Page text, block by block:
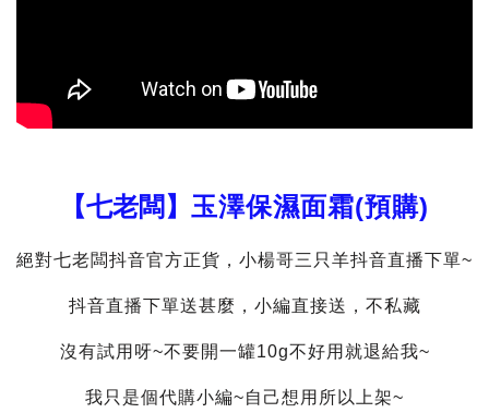
【七老闆】 玉澤保濕面霜(預購)
絕對七老闆抖音官方正貨，小楊哥三只羊抖音直播下單~
抖音直播下單送甚麼，小編直接送，不私藏
沒有試用呀~不要開一罐10g不好用就退給我~
我只是個代購小編~自己想用所以上架~